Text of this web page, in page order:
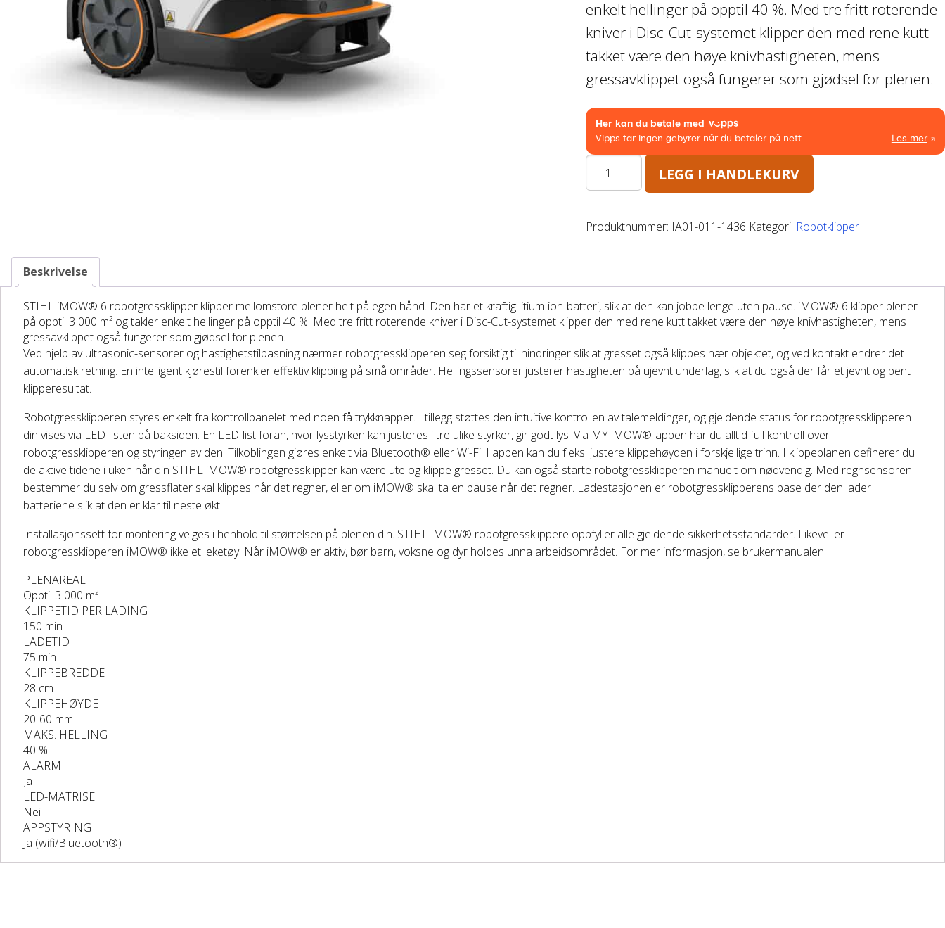
var:
kr27.590,00.
er:
kr14.950,00.
enkelt hellinger på opptil 40 %. Med tre fritt roterende
kniver i Disc-Cut-systemet klipper den med rene kutt
takket være den høye knivhastigheten, mens
gressavklippet også fungerer som gjødsel for plenen.
IMOW
LEGG I HANDLEKURV
Produktnummer: IA01-011-1436 Kategori: Robotklipper
Beskrivelse
STIHL iMOW® 6 robotgressklipper klipper mellomstore plener helt på egen hånd. Den har et kraftig litium-ion-batteri, slik at den kan jobbe lenge uten pause. iMOW® 6 klipper plener
på opptil 3 000 m² og takler enkelt hellinger på opptil 40 %. Med tre fritt roterende kniver i Disc-Cut-systemet klipper den med rene kutt takket være den høye knivhastigheten, mens
gressavklippet også fungerer som gjødsel for plenen.
Ved hjelp av ultrasonic-sensorer og hastighetstilpasning nærmer robotgressklipperen seg forsiktig til hindringer slik at gresset også klippes nær objektet, og ved kontakt endrer det
automatisk retning. En intelligent kjørestil forenkler effektiv klipping på små områder. Hellingssensorer justerer hastigheten på ujevnt underlag, slik at du også der får et jevnt og pent
klipperesultat.
Robotgressklipperen styres enkelt fra kontrollpanelet med noen få trykknapper. I tillegg støttes den intuitive kontrollen av talemeldinger, og gjeldende status for robotgressklipperen
din vises via LED-listen på baksiden. En LED-list foran, hvor lysstyrken kan justeres i tre ulike styrker, gir godt lys. Via MY iMOW®-appen har du alltid full kontroll over
robotgressklipperen og styringen av den. Tilkoblingen gjøres enkelt via Bluetooth® eller Wi-Fi. I appen kan du f.eks. justere klippehøyden i forskjellige trinn. I klippeplanen definerer du
de aktive tidene i uken når din STIHL iMOW® robotgressklipper kan være ute og klippe gresset. Du kan også starte robotgressklipperen manuelt om nødvendig. Med regnsensoren
bestemmer du selv om gressflater skal klippes når det regner, eller om iMOW® skal ta en pause når det regner. Ladestasjonen er robotgressklipperens base der den lader
batteriene slik at den er klar til neste økt.
Installasjonssett for montering velges i henhold til størrelsen på plenen din. STIHL iMOW® robotgressklippere oppfyller alle gjeldende sikkerhetsstandarder. Likevel er
robotgressklipperen iMOW® ikke et leketøy. Når iMOW® er aktiv, bør barn, voksne og dyr holdes unna arbeidsområdet. For mer informasjon, se brukermanualen.
PLENAREAL
Opptil 3 000 m²
KLIPPETID PER LADING
150 min
LADETID
75 min
KLIPPEBREDDE
28 cm
KLIPPEHØYDE
20-60 mm
MAKS. HELLING
40 %
ALARM
Ja
LED-MATRISE
Nei
APPSTYRING
Ja (wifi/Bluetooth®)